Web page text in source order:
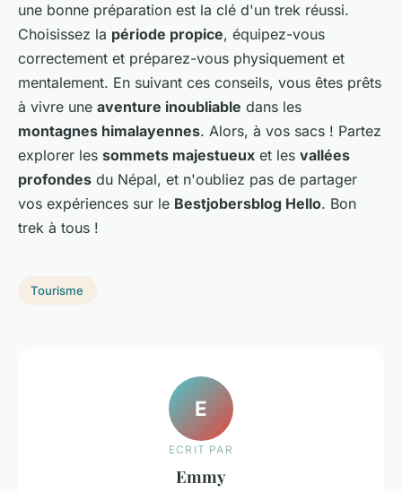
une bonne préparation est la clé d'un trek réussi.
Choisissez la période propice, équipez-vous
correctement et préparez-vous physiquement et
mentalement. En suivant ces conseils, vous êtes prêts
à vivre une aventure inoubliable dans les
montagnes himalayennes. Alors, à vos sacs ! Partez
explorer les sommets majestueux et les vallées
profondes du Népal, et n'oubliez pas de partager
vos expériences sur le Bestjobersblog Hello. Bon
trek à tous !
Tourisme
E
ECRIT PAR
Emmy